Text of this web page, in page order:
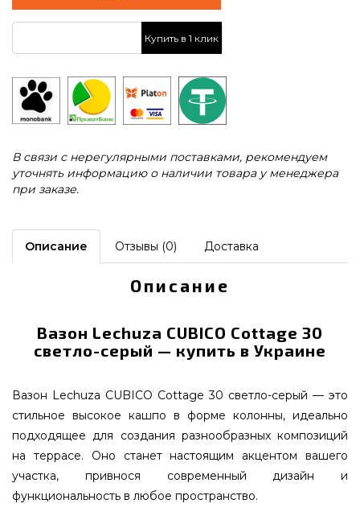
Купить в 1 клик
В связи с нерегулярными поставками, рекомендуем
уточнять информацию о наличии товара у менеджера
при заказе.
Описание Отзывы (0) Доставка
Описание
Вазон Lechuza CUBICO Cottage 30
светло-серый — купить в Украине
Вазон Lechuza CUBICO Cottage 30 светло-серый — это
стильное высокое кашпо в форме колонны, идеально
подходящее для создания разнообразных композиций
на террасе. Оно станет настоящим акцентом вашего
участка, привнося современный дизайн и
функциональность в любое пространство.